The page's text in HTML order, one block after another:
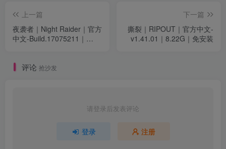
上一篇
夜袭者｜Night Raider｜官方
中文-Build.17075211｜
下一篇
撕裂｜RIPOUT｜官方中文-
v1.41.01｜8.22G｜免安装
评论 抢沙发
请登录后发表评论
登录 注册